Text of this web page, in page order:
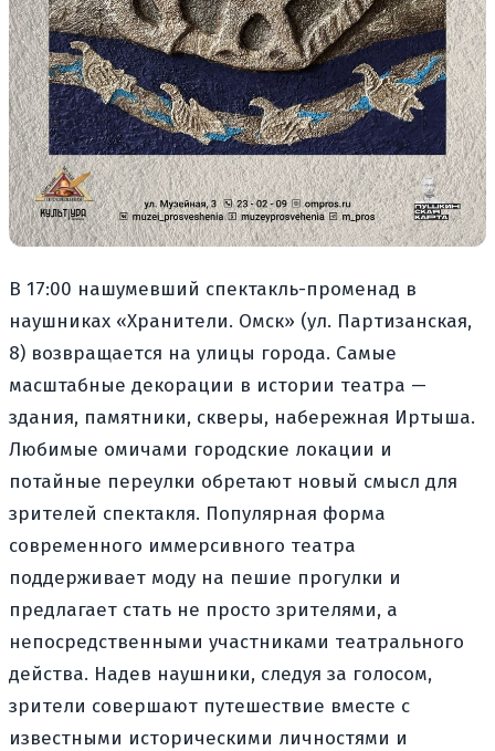
В 17:00 нашумевший спектакль-променад в
наушниках «Хранители. Омск» (ул. Партизанская,
8) возвращается на улицы города. Самые
масштабные декорации в истории театра —
здания, памятники, скверы, набережная Иртыша.
Любимые омичами городские локации и
потайные переулки обретают новый смысл для
зрителей спектакля. Популярная форма
современного иммерсивного театра
поддерживает моду на пешие прогулки и
предлагает стать не просто зрителями, а
непосредственными участниками театрального
действа. Надев наушники, следуя за голосом,
зрители совершают путешествие вместе с
известными историческими личностями и